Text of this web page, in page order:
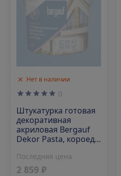
Нет в наличии
0
Штукатурка готовая
декоративная
акриловая Bergauf
Dekor Pasta, короед,
Последняя цена
2 859 ₽